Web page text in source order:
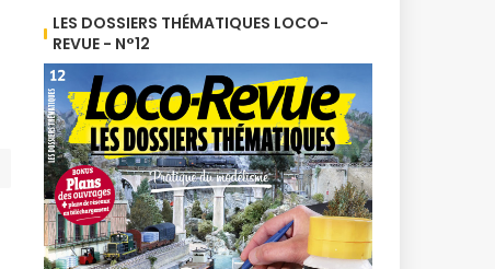
LES DOSSIERS THÉMATIQUES LOCO-
REVUE - N°12